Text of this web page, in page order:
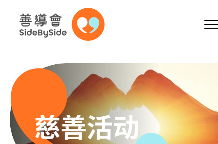
跳到内容（按回车键）
A 繁
慈善活动